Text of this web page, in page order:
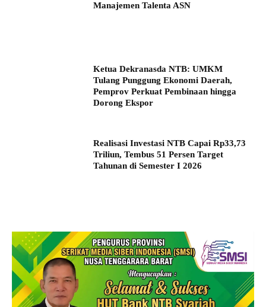
Manajemen Talenta ASN
Ketua Dekranasda NTB: UMKM
Tulang Punggung Ekonomi Daerah,
Pemprov Perkuat Pembinaan hingga
Dorong Ekspor
Realisasi Investasi NTB Capai Rp33,73
Triliun, Tembus 51 Persen Target
Tahunan di Semester I 2026